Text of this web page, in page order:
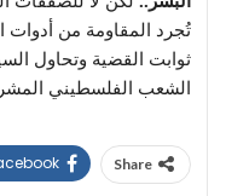
تُجرد المقاومة من أدوات
ثوابت القضية وتحاول
الشعب الفلسطيني
Share